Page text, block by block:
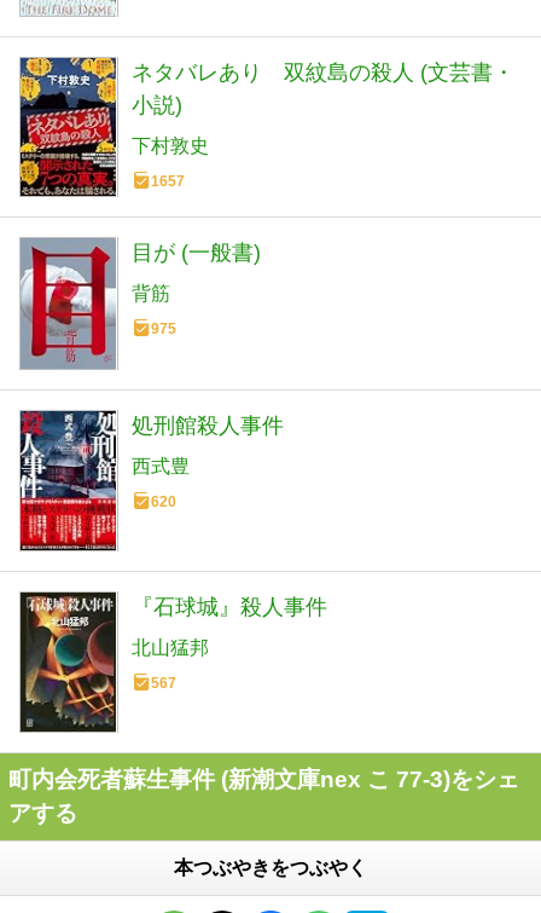
ネタバレあり 双紋島の殺人 (文芸書・
小説)
下村敦史
1657
目が (一般書)
背筋
975
処刑館殺人事件
西式豊
620
『石球城』殺人事件
北山猛邦
567
町内会死者蘇生事件 (新潮文庫nex こ 77-3)をシェ
アする
本つぶやきをつぶやく